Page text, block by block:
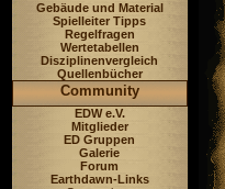
Gebäude und Material
Spielleiter Tipps
Regelfragen
Wertetabellen
Disziplinenvergleich
Quellenbücher
Community
EDW e.V.
Mitglieder
ED Gruppen
Galerie
Forum
Earthdawn-Links